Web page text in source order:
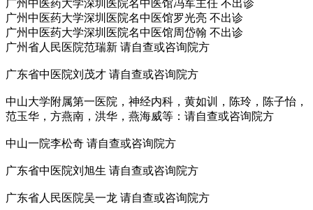
广州中医药大学深圳医院名中医馆冯军主任 不出诊
广州中医药大学深圳医院名中医馆罗光亮 不出诊
广州中医药大学深圳医院名中医馆周岱翰 不出诊
广州省人民医院范瑞新 请自查或咨询院方
广东省中医院刘茂才 请自查或咨询院方
中山大学附属第一医院，神经内科，黄如训，陈玲，陈子怡，
范玉华，方燕南，洪华，燕海威等：请自查或咨询院方
中山一院李松奇 请自查或咨询院方
广东省中医院刘旭生 请自查或咨询院方
广东省人民医院吴一龙 请自查或咨询院方